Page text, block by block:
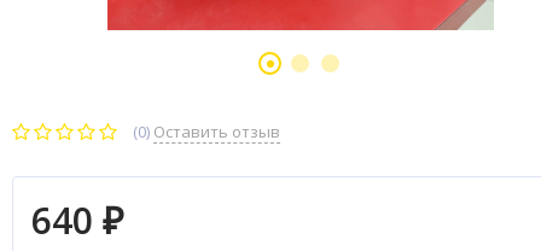
(0) Оставить отзыв
640 ₽